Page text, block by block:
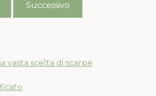
Successivo
vasta scelta di scarpe